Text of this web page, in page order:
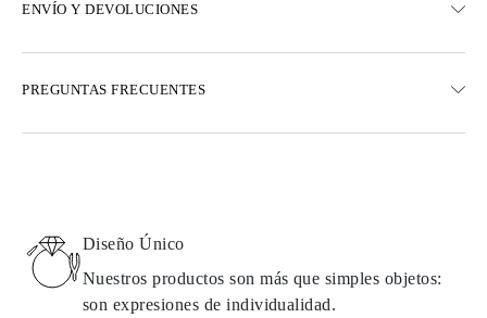
ENVÍO Y DEVOLUCIONES
Opciones de entrega exprés también están disponibles
Detalles sobre métodos de envío, costos y tiempos de entrega se
pueden encontrar en laspreguntas frecuentes sobre la entrega
PREGUNTAS FRECUENTES
Diseño Único
Nuestros productos son más que simples objetos:
son expresiones de individualidad.